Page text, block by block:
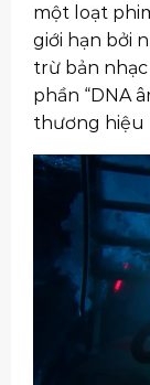
một loạt
giới hạn bởi
trừ bản nhạc
phần “DNA
thương hiệu